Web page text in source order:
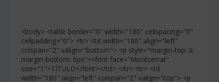
<body> <table border="0" width="180" cellspacing="0"
cellpadding="0"> <tr> <td width="180" align="left"
colspan="2" valign="bottom"> <p style="margin-top: 0;
margin-bottom: 0px"><font face="Montserrat"
size="1">TÍTULO</font></td> </tr> <tr> <td
width="180" align="left" colspan="2" valign="top"> <p